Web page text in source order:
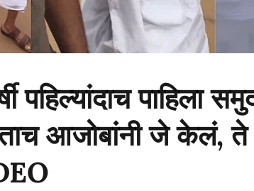
पहिल्यांदाच पाहिला
आजोबांनी जे केलं,